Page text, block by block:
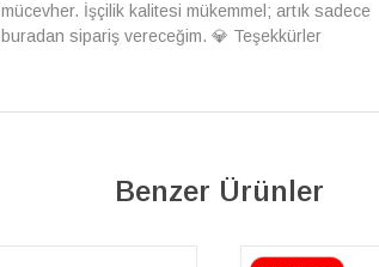
arkadaşlara da teşekkür ederim çok ilgilendiler
alışveriş yapabilirsiniz ben artık tek Sirius tan ne
Benzer Ürünler